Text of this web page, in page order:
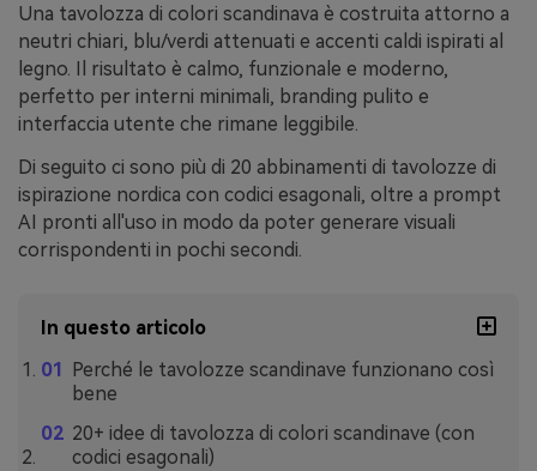
Una tavolozza di colori scandinava è costruita attorno a
neutri chiari, blu/verdi attenuati e accenti caldi ispirati al
legno. Il risultato è calmo, funzionale e moderno,
perfetto per interni minimali, branding pulito e
interfaccia utente che rimane leggibile.
Di seguito ci sono più di 20 abbinamenti di tavolozze di
ispirazione nordica con codici esagonali, oltre a prompt
AI pronti all'uso in modo da poter generare visuali
corrispondenti in pochi secondi.
In questo articolo
Perché le tavolozze scandinave funzionano così
bene
20+ idee di tavolozza di colori scandinave (con
codici esagonali)